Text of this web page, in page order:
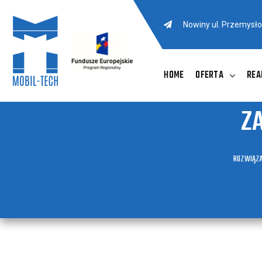
Nowiny ul.
HOME OFERTA